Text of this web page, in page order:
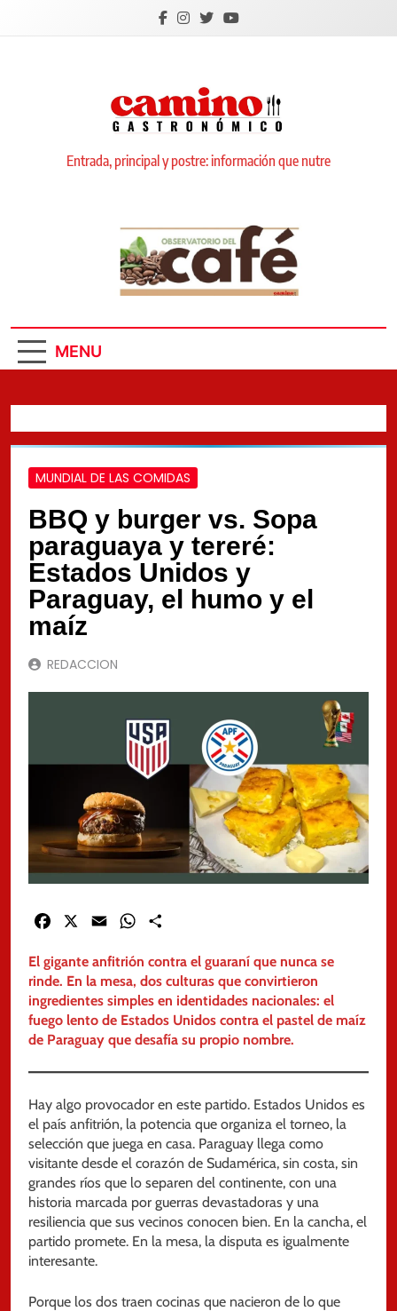
Camino Gastronómico
Entrada, principal y postre: información que nutre
MENU
MUNDIAL DE LAS COMIDAS
BBQ y burger vs. Sopa
paraguaya y tereré:
Estados Unidos y
Paraguay, el humo y el
maíz
REDACCION
Facebook Email WhatsApp
El gigante anfitrión contra el guaraní que nunca se
rinde. En la mesa, dos culturas que convirtieron
ingredientes simples en identidades nacionales: el
fuego lento de Estados Unidos contra el pastel de maíz
de Paraguay que desafía su propio nombre.
Hay algo provocador en este partido. Estados Unidos es
el país anfitrión, la potencia que organiza el torneo, la
selección que juega en casa. Paraguay llega como
visitante desde el corazón de Sudamérica, sin costa, sin
grandes ríos que lo separen del continente, con una
historia marcada por guerras devastadoras y una
resiliencia que sus vecinos conocen bien. En la cancha, el
partido promete. En la mesa, la disputa es igualmente
interesante.
Porque los dos traen cocinas que nacieron de lo que